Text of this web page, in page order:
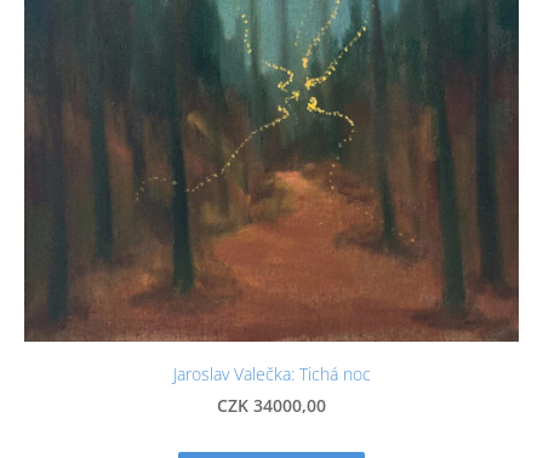
Jaroslav Valečka: Tichá noc
CZK 34000,00